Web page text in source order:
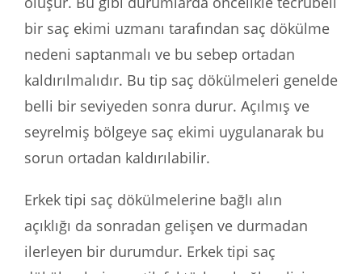
bir saç ekimi uzmanı tarafından saç dökülme
nedeni saptanmalı ve bu sebep ortadan
kaldırılmalıdır. Bu tip saç dökülmeleri genelde
belli bir seviyeden sonra durur. Açılmış ve
seyrelmiş bölgeye saç ekimi uygulanarak bu
sorun ortadan kaldırılabilir.
Erkek tipi saç dökülmelerine bağlı alın
açıklığı da sonradan gelişen ve durmadan
ilerleyen bir durumdur. Erkek tipi saç